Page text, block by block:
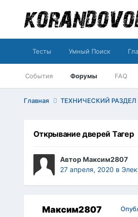
Тесты Умный Поиск
События Форумы FAQ
Главная ТЕХНИЧЕСКИЙ РАЗДЕЛ
Открывание дверей Тагер
АвторМаксим2807
27 апреля, 2020 в
Максим2807